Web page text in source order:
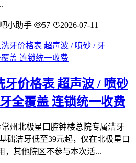
小助手 57 2026-07-11
牙价格表 超声波 / 喷砂
全覆盖 连锁统一收费
州北极星口腔钟楼总院专属洁牙
础洁牙低至39元起，仅在北极星口
，其他院区不参与本次活...